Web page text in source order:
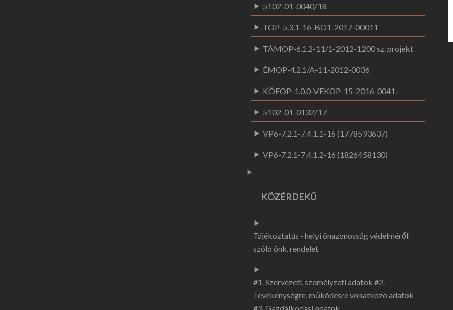
5102-01-0040/18
TOP-5.3.1-16-BO1-2017-00011
TÁMOP-6.1.2-11/1-2012-1200 sz. projekt
ÉMOP-4.2.1/A-11-2012-0036
KÖFOP-1.0.0-VEKOP-15-2016-0041.
5102-01-0132/17
VP6-7.2.1-7.4.1.1-16 (1778593637)
VP6-7.2.1-7.4.1.2-16 (1826458130)
KÖZÉRDEKŰ
Tájékoztatás - helyi önazonosság védelméről
szóló önk. rendelet
#1. Szervezeti, személyzeti adatok #2.
Tevékenységre, működésre vonatkozó adatok
#3. Gazdálkodási adatok